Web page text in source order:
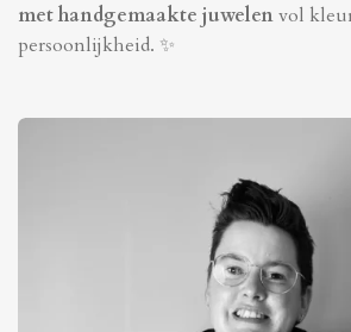
met handgemaakte juwelenvol
persoonlijkheid. ✨